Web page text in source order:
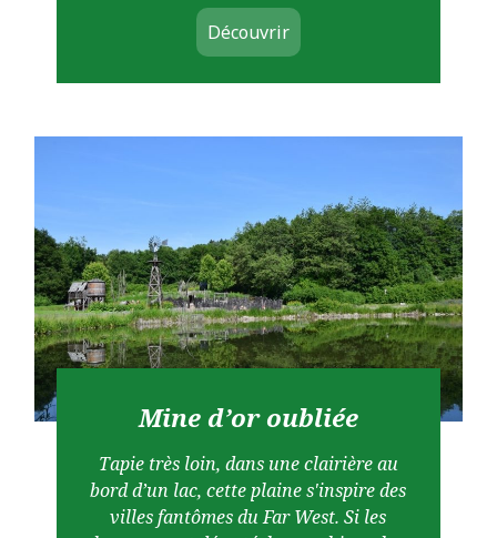
Découvrir
Mine d’or oubliée
Tapie très loin, dans une clairière au
bord d’un lac, cette plaine s'inspire des
villes fantômes du Far West. Si les